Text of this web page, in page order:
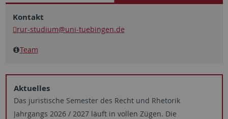
Kontakt
rur-studium@uni-tuebingen.de
Team
Aktuelles
Das juristische Semester des Recht und Rhetorik
Jahrgangs 2026 / 2027 läuft in vollen Zügen. Die